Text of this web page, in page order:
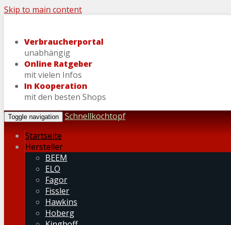
Skip to main content
Verbraucherportal
unabhängig
Online Ratgeber
mit vielen Infos
In Kooperation
mit den besten Shops
Toggle navigation
Schnellkochtopf
Startseite
Hersteller
BEEM
ELO
Fagor
Fissler
Hawkins
Hoberg